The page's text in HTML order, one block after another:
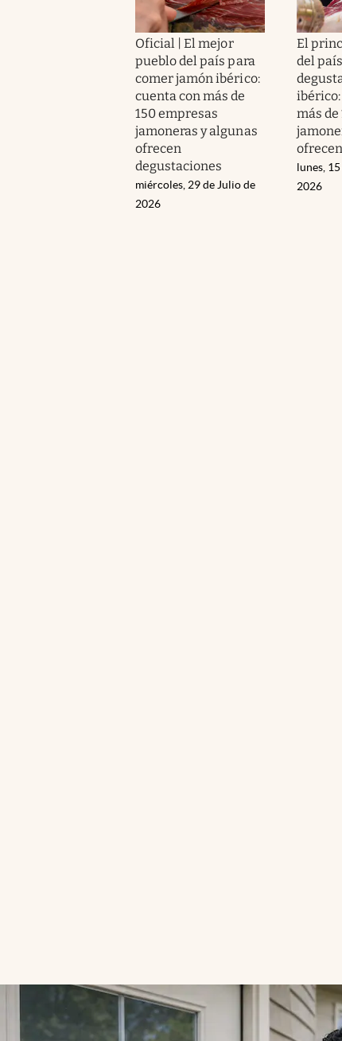
Oficial | El mejor
pueblo del país para
comer jamón ibérico:
cuenta con más de
150 empresas
jamoneras y algunas
ofrecen
degustaciones
miércoles, 29 de Julio de
2026
El
del
más de
lunes,
2026